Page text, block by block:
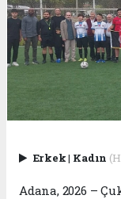
Erkek| Kadın
Adana, 2026 –